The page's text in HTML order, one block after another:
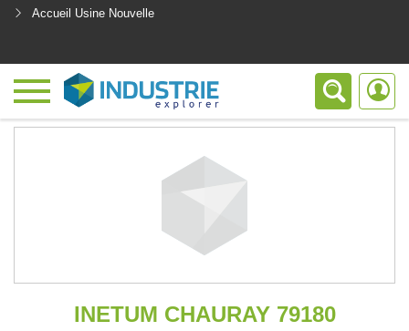
Accueil Usine Nouvelle
INETUM CHAURAY 79180